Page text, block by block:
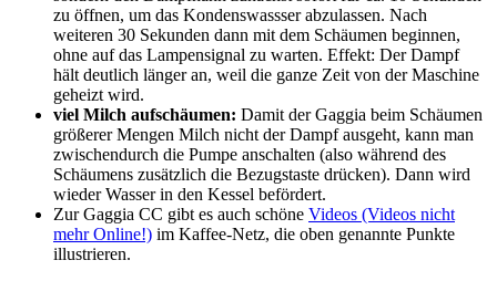
zu öffnen, um das Kondenswassser abzulassen. Nach
weiteren 30 Sekunden dann mit dem Schäumen beginnen,
ohne auf das Lampensignal zu warten. Effekt: Der Dampf
hält deutlich länger an, weil die ganze Zeit von der Maschine
geheizt wird.
viel Milch aufschäumen: Damit der Gaggia beim Schäumen
größerer Mengen Milch nicht der Dampf ausgeht, kann man
zwischendurch die Pumpe anschalten (also während des
Schäumens zusätzlich die Bezugstaste drücken). Dann wird
wieder Wasser in den Kessel befördert.
Zur Gaggia CC gibt es auch schöne Videos (Videos nicht
mehr Online!) im Kaffee-Netz, die oben genannte Punkte
illustrieren.